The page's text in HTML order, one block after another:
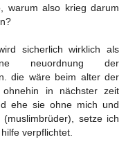
warum also krieg darum
sicherlich wirklich als
neuordnung der
die wäre beim alter der
in nächster zeit
ehe sie ohne mich und
setze ich
verpflichtet.